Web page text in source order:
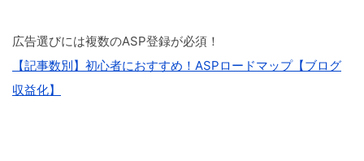
広告選びには複数のASP登録が必須！
【記事数別】初心者におすすめ！ASPロードマップ【ブログ
収益化】